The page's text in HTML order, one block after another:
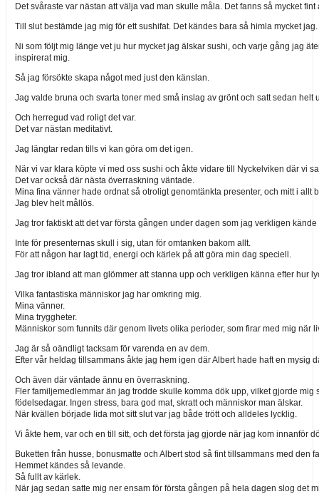
Det svåraste var nästan att välja vad man skulle måla. Det fanns så mycket
Till slut bestämde jag mig för ett sushifat. Det kändes bara så himla mycket jag.
Ni som följt mig länge vet ju hur mycket jag älskar sushi, och varje gång jag
inspirerat mig.
Så jag försökte skapa något med just den känslan.
Jag valde bruna och svarta toner med små inslag av grönt och satt sedan
Och herregud vad roligt det var.
Det var nästan meditativt.
Jag längtar redan tills vi kan göra om det igen.
När vi var klara köpte vi med oss sushi och åkte vidare till Nyckelviken där vi
Det var också där nästa överraskning väntade.
Mina fina vänner hade ordnat så otroligt genomtänkta presenter, och mitt i
Jag blev helt mållös.
Jag tror faktiskt att det var första gången under dagen som jag verkligen
Inte för presenternas skull i sig, utan för omtanken bakom allt.
För att någon har lagt tid, energi och kärlek på att göra min dag speciell.
Jag tror ibland att man glömmer att stanna upp och verkligen känna efter hur
Vilka fantastiska människor jag har omkring mig.
Mina vänner.
Mina tryggheter.
Människor som funnits där genom livets olika perioder, som firar med mig när
Jag är så oändligt tacksam för varenda en av dem.
Efter vår heldag tillsammans åkte jag hem igen där Albert hade haft en
Och även där väntade ännu en överraskning.
Fler familjemedlemmar än jag trodde skulle komma dök upp, vilket gjorde
födelsedagar. Ingen stress, bara god mat, skratt och människor man älskar.
När kvällen började lida mot sitt slut var jag både trött och alldeles lycklig.
Vi åkte hem, var och en till sitt, och det första jag gjorde när jag kom innanför
Buketten från husse, bonusmatte och Albert stod så fint tillsammans med
Hemmet kändes så levande.
Så fullt av kärlek.
När jag sedan satte mig ner ensam för första gången på hela dagen slog det